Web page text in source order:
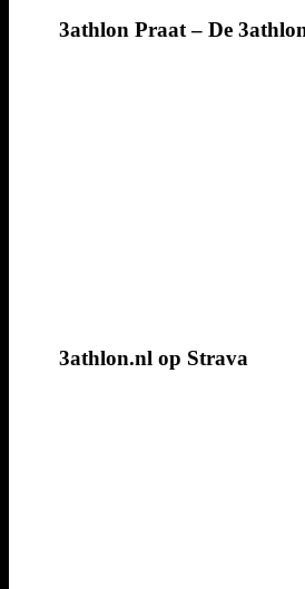
3athlon Praat – De
3athlon.nl op Strava